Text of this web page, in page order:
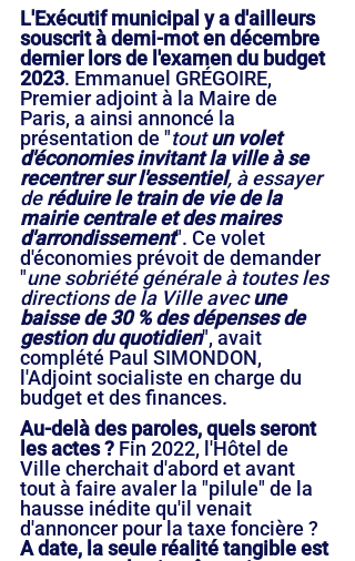
L'Exécutif municipal y a d'ailleurs
souscrit à demi-mot en décembre
dernier lors de l'examen du budget
2023. Emmanuel GRÉGOIRE,
Premier adjoint à la Maire de
Paris, a ainsi annoncé la
présentation de "tout un volet
d'économies invitant la ville à se
recentrer sur l'essentiel, à essayer
de réduire le train de vie de la
mairie centrale et des maires
d'arrondissement". Ce volet
d'économies prévoit de demander
"une sobriété générale à toutes les
directions de la Ville avec une
baisse de 30 % des dépenses de
gestion du quotidien", avait
complété Paul SIMONDON,
l'Adjoint socialiste en charge du
budget et des finances.
Au-delà des paroles, quels seront
les actes ? Fin 2022, l'Hôtel de
Ville cherchait d'abord et avant
tout à faire avaler la "pilule" de la
hausse inédite qu'il venait
d'annoncer pour la taxe foncière ?
A date, la seule réalité tangible est